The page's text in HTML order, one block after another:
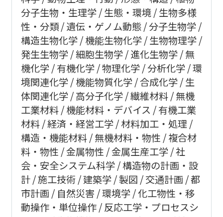
分子生物・生理学 生態・環境 生物多様
性・分類 遺伝・ゲノム動態 分子生物学
構造生物化学 機能生物化学 生物物理学
発生生物学 細胞生物学 進化生物学 無
機化学 有機化学 物理化学 分析化学 環
境関連化学 機能物質化学 合成化学 生
体関連化学 高分子化学 繊維材料 無機
工業材料 機能材料・デバイス
有機工業
材料 経済・経営工学 材料加工・処理
構造・機能材料 無機材料・物性
複合材
料・物性 金属物性 金属生産工学 社
会・安全システム科学 構造物の計画・設
計 施工技術 建築学 製図 交通計画 都
市計画
自然災害 環境学 化工物性・移
動操作・単位操作 反応工学・プロセスシ